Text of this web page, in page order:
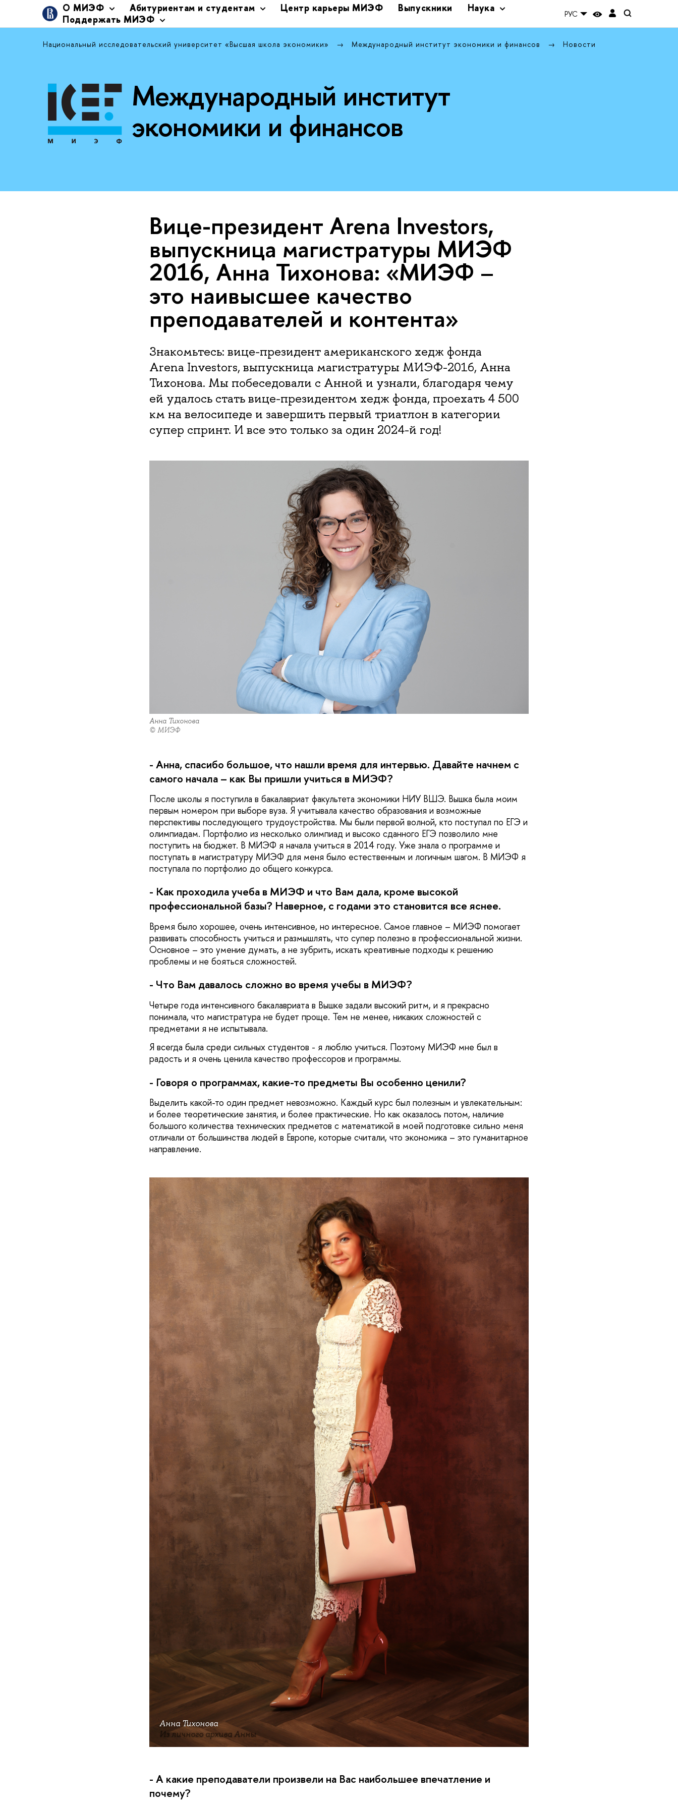
О МИЭФ Абитуриентам и студентам Центр карьеры МИЭФ Выпускники
Наука
Поддержать МИЭФ
РУС
Национальный исследовательский университет «Высшая школа экономики» Международный институт экономики и финансов Новости
Международный институт
экономики и финансов
Вице-президент Arena Investors,
выпускница магистратуры МИЭФ
2016, Анна Тихонова: «МИЭФ –
это наивысшее качество
преподавателей и контента»
Знакомьтесь: вице-президент американского хедж фонда
Arena Investors, выпускница магистратуры МИЭФ-2016, Анна
Тихонова. Мы побеседовали с Анной и узнали, благодаря чему
ей удалось стать вице-президентом хедж фонда, проехать 4 500
км на велосипеде и завершить первый триатлон в категории
супер спринт. И все это только за один 2024-й год!
Анна Тихонова
© МИЭФ
- Анна, спасибо большое, что нашли время для интервью. Давайте начнем с
самого начала – как Вы пришли учиться в МИЭФ?
После школы я поступила в бакалавриат факультета экономики НИУ ВШЭ. Вышка была моим
первым номером при выборе вуза. Я учитывала качество образования и возможные
перспективы последующего трудоустройства. Мы были первой волной, кто поступал по ЕГЭ и
олимпиадам. Портфолио из несколько олимпиад и высоко сданного ЕГЭ позволило мне
поступить на бюджет. В МИЭФ я начала учиться в 2014 году. Уже знала о программе и
поступать в магистратуру МИЭФ для меня было естественным и логичным шагом. В МИЭФ я
поступала по портфолио до общего конкурса.
- Как проходила учеба в МИЭФ и что Вам дала, кроме высокой
профессиональной базы? Наверное, с годами это становится все яснее.
Время было хорошее, очень интенсивное, но интересное. Самое главное – МИЭФ помогает
развивать способность учиться и размышлять, что супер полезно в профессиональной жизни.
Основное – это умение думать, а не зубрить, искать креативные подходы к решению
проблемы и не бояться сложностей.
- Что Вам давалось сложно во время учебы в МИЭФ?
Четыре года интенсивного бакалавриата в Вышке задали высокий ритм, и я прекрасно
понимала, что магистратура не будет проще. Тем не менее, никаких сложностей с
предметами я не испытывала.
Я всегда была среди сильных студентов - я люблю учиться. Поэтому МИЭФ мне был в
радость и я очень ценила качество профессоров и программы.
- Говоря о программах, какие-то предметы Вы особенно ценили?
Выделить какой-то один предмет невозможно. Каждый курс был полезным и увлекательным:
и более теоретические занятия, и более практические. Но как оказалось потом, наличие
большого количества технических предметов с математикой в моей подготовке сильно меня
отличали от большинства людей в Европе, которые считали, что экономика – это гуманитарное
направление.
Анна Тихонова
Из личного архива Анны
- А какие преподаватели произвели на Вас наибольшее впечатление и
почему?